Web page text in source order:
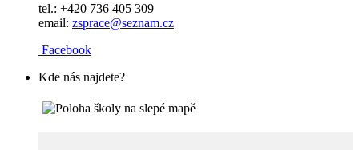
tel.: +420 736 405 309
email: zsprace@seznam.cz
Facebook
Kde nás najdete?